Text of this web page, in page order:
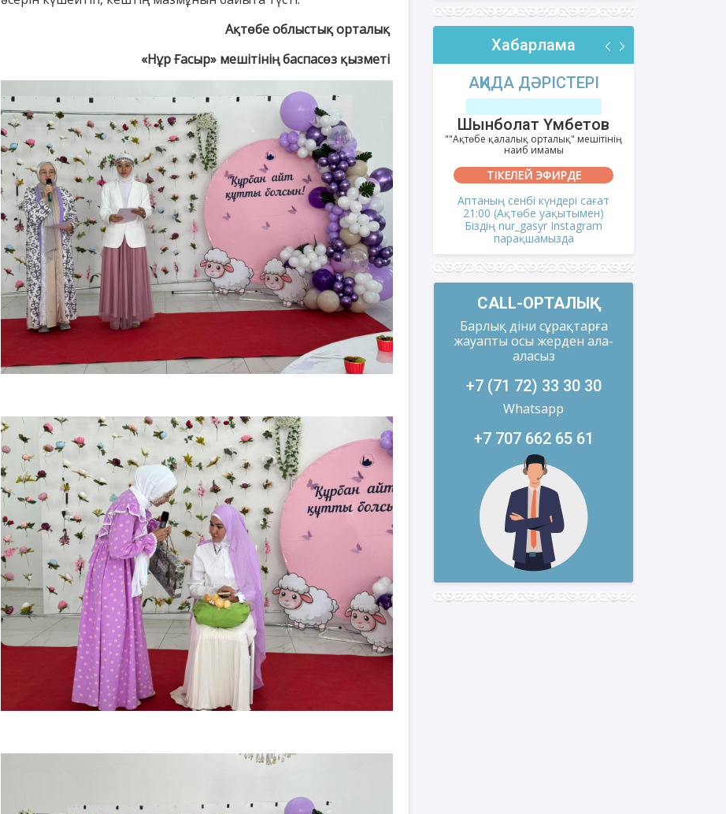
Ақтөбе облыстық орталық
«Нұр Ғасыр» мешітінің баспасөз қызметі
Хабарлама
АҚИДА ДӘРІСТЕРІ
Шынболат Үмбетов
""Ақтөбе қалалық орталық" мешітінің
наиб имамы
ТІКЕЛЕЙ ЭФИРДЕ
Аптаның сенбі күндері сағат
21:00 (Ақтөбе уақытымен)
Біздің nur_gasyr Instagram
парақшамызда
ФИҚҺ ДӘРІСТЕРІ
Нұрбол Смағұлов
""Нұр Ғасыр" облыстық мешітінің
наиб имамы
ТІКЕЛЕЙ ЭФИРДЕ
Аптаның сәрсенбі күндері сағат
21:00 (Ақтөбе уақытымен)
Біздің nur_gasyr Instagram
парақшамызда
АҚИДА ДӘРІСТЕРІ
Шынболат Үмбетов
""Ақтөбе қалалық орталық" мешітінің
наиб имамы
ТІКЕЛЕЙ ЭФИРДЕ
Аптаның сенбі күндері сағат
21:00 (Ақтөбе уақытымен)
Біздің nur_gasyr Instagram
парақшамызда
CALL-ОРТАЛЫҚ
Барлық діни сұрақтарға
жауапты осы жерден ала-
аласыз
+7 (71 72) 33 30 30
Whatsapp
+7 707 662 65 61